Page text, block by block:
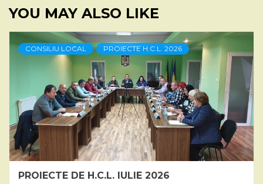
YOU MAY ALSO LIKE
CONSILIU LOCAL PROIECTE H.C.L. 2026
PROIECTE DE H.C.L. IULIE 2026